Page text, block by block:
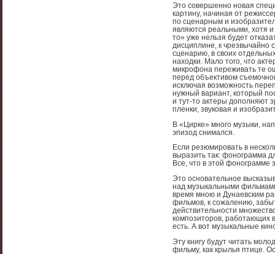
Это совершенно новая
картину, начиная от
по сценарным и
являются реальными, хотя и
то» уже нельзя будет
дисциплине, к чрезвычайно
сценарию, в своих
находки. Мало того, что
микрофона переживать те
перед объективом
исключая возможность
нужный вариант, который
и тут-то актеры дополняют
пленки, звуковая и
В «Цирке» много музыки,
эпизод снимался.
Если резюмировать в
выразить так: фонограмма
Все, что в этой фонограмме
Это основательное
над музыкальными
время мною и Дунаевским
фильмов, к сожалению,
действительности
композиторов, работающих
есть. А вот музыкальные
Эту книгу будут читать
фильму, как крылья птице.